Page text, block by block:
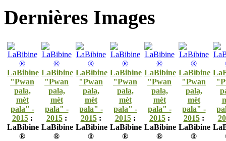
Dernières Images
LaBibine
"Pwan
pala,
mèt
pala" -
2015:
LaBibine
®
LaBibine
"Pwan
pala,
mèt
pala" -
2015:
LaBibine
®
LaBibine
"Pwan
pala,
mèt
pala" -
2015:
LaBibine
®
LaBibine
"Pwan
pala,
mèt
pala" -
2015:
LaBibine
®
LaBibine
"Pwan
pala,
mèt
pala" -
2015:
LaBibine
®
LaBibine
"Pwan
pala,
mèt
pala" -
2015:
LaBibine
®